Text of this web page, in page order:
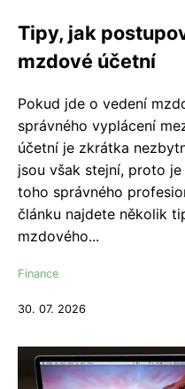
Tipy, jak
mzdové účetní
Pokud jde o vedení
správného vyplácení
účetní je zkrátka
jsou však stejní, proto
toho správného
článku najdete několik
mzdového...
Finance
30. 07. 2026